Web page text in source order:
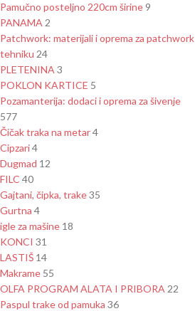
Pamučno posteljno 220cm širine 9
PANAMA 2
Patchwork: materijali i oprema za patchwork
tehniku 24
PLETENINA 3
POKLON KARTICE 5
Pozamanterija: dodaci i oprema za šivenje
577
Čičak traka na metar4
Cipzari4
Dugmad 12
FILC 40
Gajtani, čipka, trake35
Gurtna 4
igle za mašine 18
KONCI 31
LASTIŠ 14
Makrame 55
OLFA PROGRAM ALATA I PRIBORA 22
Paspul trake od pamuka 36